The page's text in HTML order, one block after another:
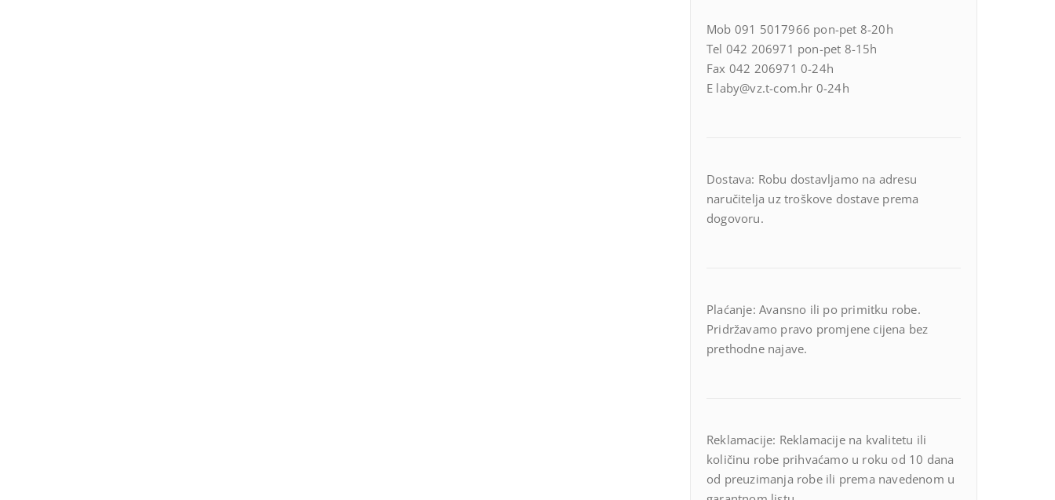
Mob 091 5017966 pon-pet 8-20h
Tel 042 206971 pon-pet 8-15h
Fax 042 206971 0-24h
E laby@vz.t-com.hr 0-24h
Dostava: Robu dostavljamo na adresu
naručitelja uz troškove dostave prema
dogovoru.
Plaćanje: Avansno ili po primitku robe.
Pridržavamo pravo promjene cijena bez
prethodne najave.
Reklamacije: Reklamacije na kvalitetu ili
količinu robe prihvaćamo u roku od 10 dana
od preuzimanja robe ili prema navedenom u